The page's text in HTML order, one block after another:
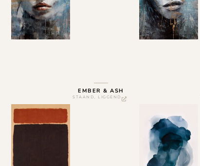
EMBER & ASH
STAAND, LIGGEND